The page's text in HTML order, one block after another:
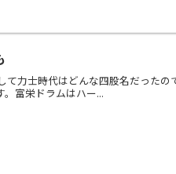
力士時代はどんな四股名だったの
富栄ドラムはハー...